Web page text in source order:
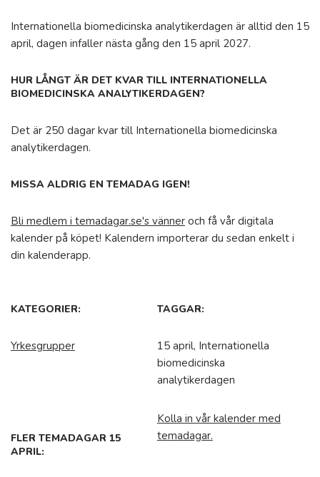
Internationella biomedicinska analytikerdagen är alltid den 15
april, dagen infaller nästa gång den 15 april 2027.
HUR LÅNGT ÄR DET KVAR TILL INTERNATIONELLA
BIOMEDICINSKA ANALYTIKERDAGEN?
Det är 250 dagar kvar till Internationella biomedicinska
analytikerdagen.
MISSA ALDRIG EN TEMADAG IGEN!
Bli medlem i temadagar.se's vänner och få vår digitala
kalender på köpet! Kalendern importerar du sedan enkelt i
din kalenderapp.
KATEGORIER:
Yrkesgrupper
TAGGAR:
15 april, Internationella
biomedicinska
analytikerdagen
FLER TEMADAGAR 15
APRIL:
Kolla in vår kalender med
temadagar.